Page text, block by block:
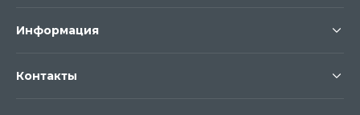
Информация
Контакты